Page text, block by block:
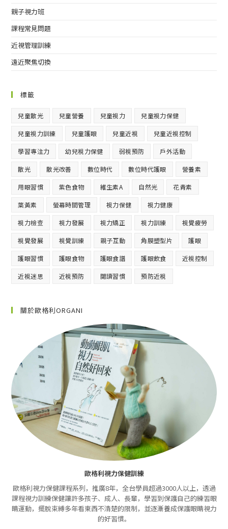
親子視力班
課程常見問題
近視管理訓練
遠近聚焦切換
標籤
兒童散光 兒童營養 兒童視力 兒童視力保健
兒童視力訓練 兒童護眼 兒童近視 兒童近視控制
學習專注力 幼兒視力保健 弱視預防 戶外活動
散光 散光改善 數位時代 數位時代護眼 營養素
用眼習慣 紫色食物 維生素A 自然光 花青素
葉黃素 螢幕時間管理 視力保健 視力健康
視力檢查 視力發展 視力矯正 視力訓練 視覺疲勞
視覺發展 視覺訓練 親子互動 角膜塑型片 護眼
護眼習慣 護眼食物 護眼食譜 護眼飲食 近視控制
近視迷思 近視預防 閱讀習慣 預防近視
關於歐格利ORGANI
歐格利視力保健訓練
歐格利視力保健課程系列，推廣8年，全台學員超過3000人以上，透過
課程視力訓練保健讓許多孩子、成人、長輩，學習到保護自己的練習眼
睛運動，擺脫束縛多年看東西不清楚的限制，並逐漸養成保護眼睛視力
的好習慣。